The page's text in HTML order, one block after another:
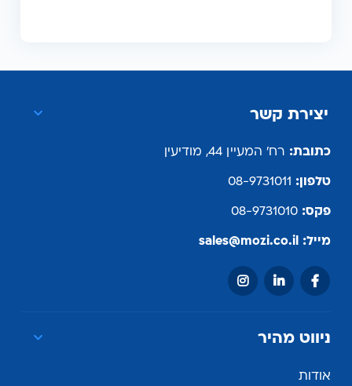
יצירת קשר
כתובת: רח' המעיין 44, מודיעין
טלפון: 08-9731011
פקס: 08-9731010
מייל: sales@mozi.co.il
ניווט מהיר
אודות